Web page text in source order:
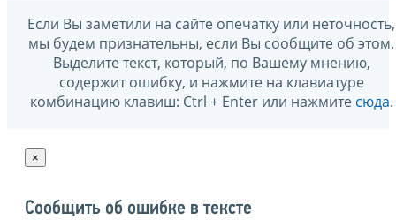
Если Вы заметили на сайте опечатку или неточность,
мы будем признательны, если Вы сообщите об этом.
Выделите текст, который, по Вашему мнению,
содержит ошибку, и нажмите на клавиатуре
комбинацию клавиш: Ctrl + Enter или нажмите сюда.
×
Сообщить об ошибке в тексте